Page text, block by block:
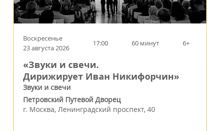
Воскресенье
23 августа 2026
17:00 60 минут 6+
«Звуки и свечи.
Дирижирует Иван Никифорчин»
Звуки и свечи
Петровский Путевой Дворец
г. Москва, Ленинградский проспект, 40